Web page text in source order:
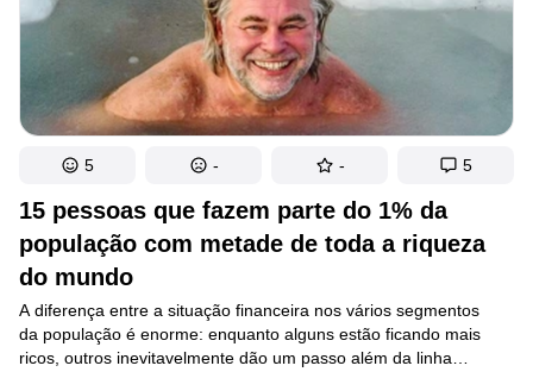
15 pessoas que fazem parte do 1% da
população com metade de toda a riqueza
do mundo
A diferença entre a situação financeira nos vários segmentos
da população é enorme: enquanto alguns estão ficando mais
ricos, outros inevitavelmente dão um passo além da linha
5 - - 5